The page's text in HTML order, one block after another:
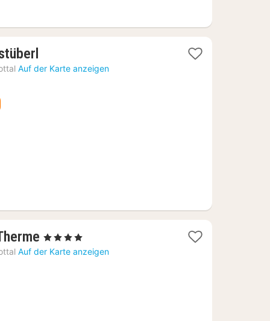
Nacht
Auf der Karte anzeigen
1
Nacht
, 4 Sterne
Auf der Karte anzeigen